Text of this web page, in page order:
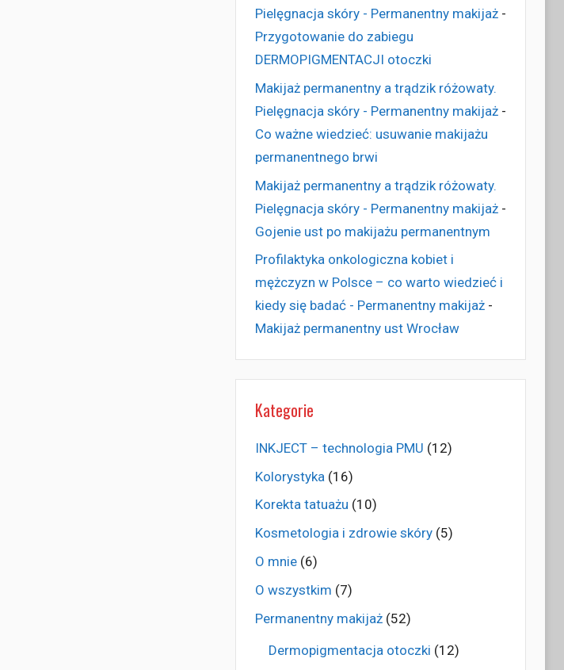
Pielęgnacja skóry - Permanentny makijaż-
Przygotowanie do zabiegu
DERMOPIGMENTACJI otoczki
Makijaż permanentny a trądzik różowaty.
Pielęgnacja skóry - Permanentny makijaż-
Co ważne wiedzieć: usuwanie makijażu
permanentnego brwi
Makijaż permanentny a trądzik różowaty.
Pielęgnacja skóry - Permanentny makijaż-
Gojenie ust po makijażu permanentnym
Profilaktyka onkologiczna kobiet i
mężczyzn w Polsce – co warto wiedzieć i
kiedy się badać - Permanentny makijaż-
Makijaż permanentny ust Wrocław
Kategorie
INKJECT – technologia PMU (12)
Kolorystyka (16)
Korekta tatuażu (10)
Kosmetologia i zdrowie skóry(5)
O mnie(6)
O wszystkim (7)
Permanentny makijaż(52)
Dermopigmentacja otoczki (12)